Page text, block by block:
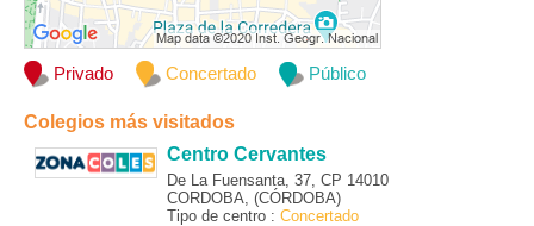
Privado Concertado Público
Colegios más visitados
Centro Cervantes
De La Fuensanta, 37, CP 14010
CORDOBA, (CÓRDOBA)
Tipo de centro : Concertado